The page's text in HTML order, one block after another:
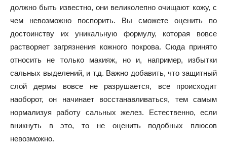
должно быть известно, они великолепно очищают кожу, с
чем невозможно поспорить. Вы сможете оценить по
достоинству их уникальную формулу, которая вовсе
растворяет загрязнения кожного покрова. Сюда принято
относить не только макияж, но и, например, избытки
сальных выделений, и т.д. Важно добавить, что защитный
слой дермы вовсе не разрушается, все происходит
наоборот, он начинает восстанавливаться, тем самым
нормализуя работу сальных желез. Естественно, если
вникнуть в это, то не оценить подобных плюсов
невозможно.